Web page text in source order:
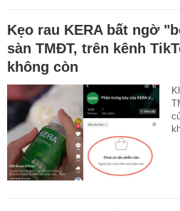
Kẹo rau KERA bất ngờ
sàn TMĐT, trên kênh
không còn